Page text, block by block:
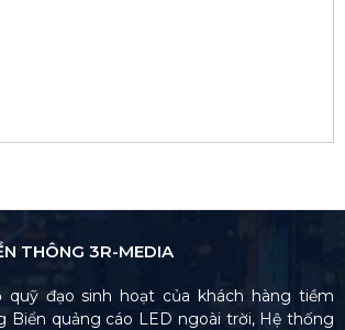
THÔNG 3R-MEDIA
quỹ đạo sinh hoạt của khách hàng tiềm
Biển quảng cáo LED ngoài trời, Hệ thống